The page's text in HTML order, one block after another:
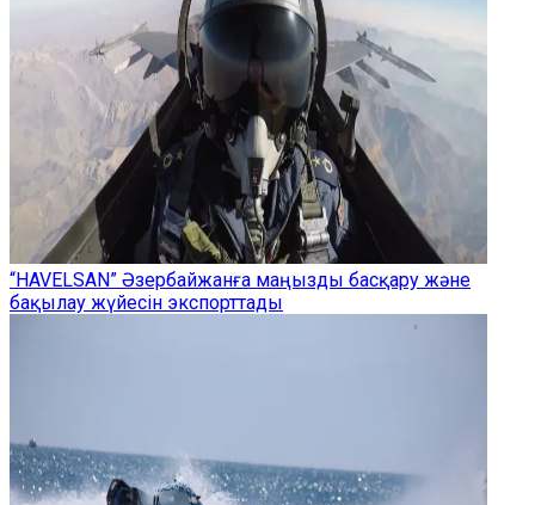
“HAVELSAN” Әзербайжанға маңызды басқару және
бақылау жүйесін экспорттады